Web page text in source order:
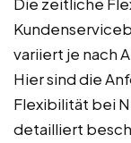
variiert je nach
Hier sind die
Flexibilität bei
detailliert